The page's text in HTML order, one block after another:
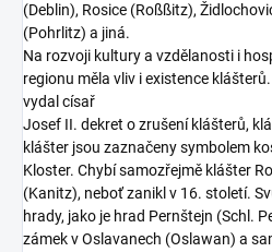
(Deblin), Rosice (Roßßitz),
(Pohrlitz) a jiná.
Na rozvoji kultury a vzdělanosti i
regionu měla vliv i existence
vydal císař
Josef II. dekret o zrušení klášterů,
klášter jsou zaznačeny symbolem
Kloster. Chybí samozřejmě klášter
(Kanitz), neboť zanikl v 16. století.
hrady, jako je hrad Pernštejn (Schl.
zámek v Oslavanech (Oslawan) a